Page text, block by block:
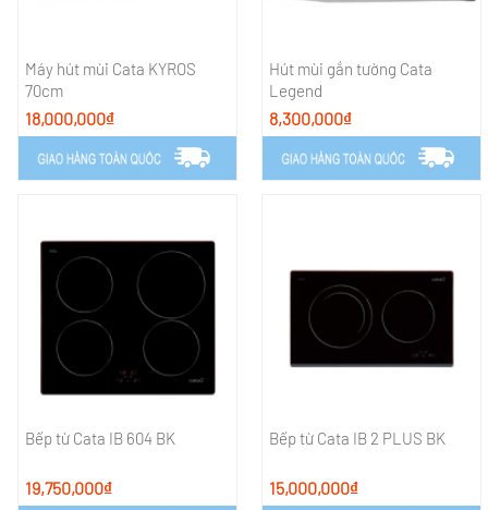
Máy hút mùi Cata KYROS
70cm
18,000,000₫
Hút mùi gắn tường Cata
Legend
8,300,000₫
Bếp từ Cata IB 604 BK
19,750,000₫
Bếp từ Cata IB 2 PLUS BK
15,000,000₫